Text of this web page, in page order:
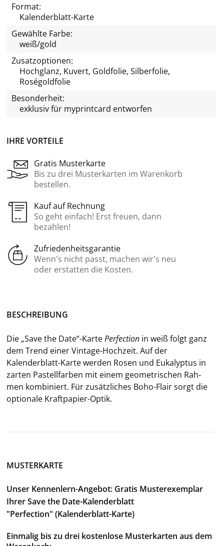
IHRE VORTEILE
Gratis Musterkarte
Bis zu drei Musterkarten im Warenkorb
bestellen.
Kauf auf Rechnung
So geht einfach! Erst freuen, dann
bezahlen!
Zufriedenheitsgarantie
Wenn’s nicht passt, machen wir’s neu
oder erstatten die Kosten.
Format:
Kalenderblatt-Karte
Gewählte Farbe:
weiß/gold
Zusatzoptionen:
Hochglanz, Kuvert, Goldfolie, Silberfolie,
Roségoldfolie
Besonderheit:
exklusiv für myprintcard entworfen
BE­SCHREI­BUNG
Die „Save the Date“-​KartePer­fec­tion in weiß folgt ganz
dem Trend einer Vintage-​Hochzeit. Auf der
Kalenderblatt-​Karte wer­den Rosen und Eu­ka­lyp­tus in
zar­ten Pas­tell­far­ben mit einem geo­me­tri­schen Rah­
men kom­bi­niert. Für zu­sätz­li­ches Boho-​Flair sorgt die
op­tio­na­le Kraftpapier-​Optik.
MUSTERKARTE
Unser Kennenlern-Angebot: Gratis Musterexemplar
Ihrer Save the Date-Kalenderblatt
"Perfection" (Kalenderblatt-Karte)
Einmalig bis zu drei kostenlose Musterkarten aus dem